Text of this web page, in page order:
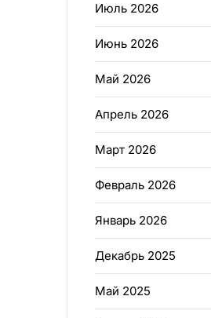
Июль 2026
Июнь 2026
Май 2026
Апрель 2026
Март 2026
Февраль 2026
Январь 2026
Декабрь 2025
Май 2025